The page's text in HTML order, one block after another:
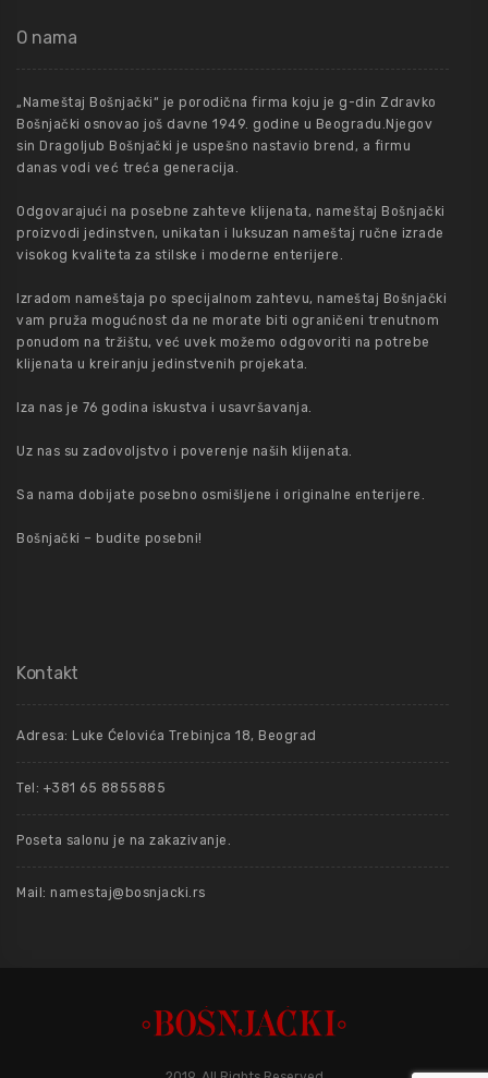
O nama
„Nameštaj Bošnjački“ je porodična firma koju je g-din Zdravko
Bošnjački osnovao još davne 1949. godine u Beogradu.Njegov
sin Dragoljub Bošnjački je uspešno nastavio brend, a firmu
danas vodi već treća generacija.
Odgovarajući na posebne zahteve klijenata, nameštaj Bošnjački
proizvodi jedinstven, unikatan i luksuzan nameštaj ručne izrade
visokog kvaliteta za stilske i moderne enterijere.
Izradom nameštaja po specijalnom zahtevu, nameštaj Bošnjački
vam pruža mogućnost da ne morate biti ograničeni trenutnom
ponudom na tržištu, već uvek možemo odgovoriti na potrebe
klijenata u kreiranju jedinstvenih projekata.
Iza nas je 76 godina iskustva i usavršavanja.
Uz nas su zadovoljstvo i poverenje naših klijenata.
Sa nama dobijate posebno osmišljene i originalne enterijere.
Bošnjački – budite posebni!
Kontakt
Adresa: Luke Ćelovića Trebinjca 18, Beograd
Tel: +381 65 8855885
Poseta salonu je na zakazivanje.
Mail: namestaj@bosnjacki.rs